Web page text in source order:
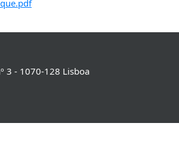
3 - 1070-128 Lisboa